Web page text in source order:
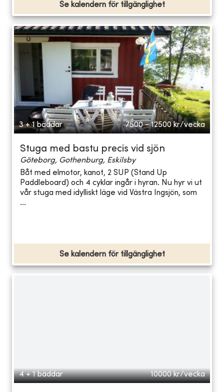
Se kalendern för tillgänglighet
3 + 1 bäddar 7500 - 12500 kr/vecka
Stuga med bastu precis vid sjön
Göteborg, Gothenburg, Eskilsby
Båt med elmotor, kanot, 2 SUP (Stand Up
Paddleboard) och 4 cyklar ingår i hyran. Nu hyr vi ut
vår stuga med idylliskt läge vid Västra Ingsjön, som
...
Se kalendern för tillgänglighet
4 + 1 bäddar 10000 kr/vecka